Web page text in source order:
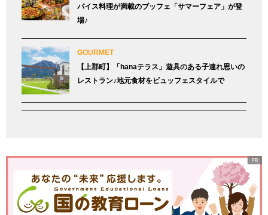
パイス料理が満載のブッフェ「サマーフェア」が登
場♪
GOURMET
【上郡町】「hanaテラス」遊具のある子連れ思いの
レストラン♪地元食材をビュッフェスタイルで